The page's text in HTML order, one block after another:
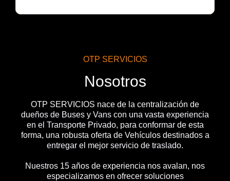
OTP SERVICIOS
Nosotros
OTP SERVICIOS nace de la centralización de
dueños de Buses y Vans con una vasta experiencia
en el Transporte Privado, para conformar de esta
forma, una robusta oferta de Vehículos destinados a
entregar el mejor servicio de traslado.
Nuestros 15 años de experiencia nos avalan, nos
especializamos en ofrecer soluciones